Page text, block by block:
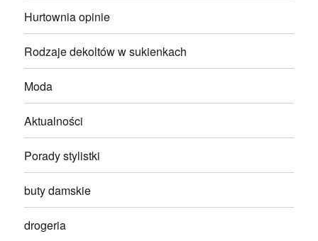
Hurtownia opinie
Rodzaje dekoltów w sukienkach
Moda
Aktualności
Porady stylistki
buty damskie
drogeria